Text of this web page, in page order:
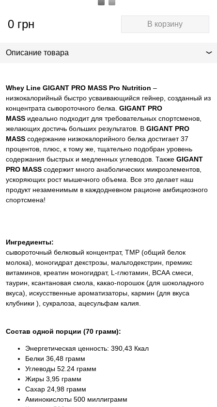
0 грн В корзину
Описание товара
Whey Line GIGANT PRO MASS Pro Nutrition –
низкокалорийный быстро усваивающийся гейнер, созданный из
концентрата сывороточного белка. GIGANT PRO
MASS идеально подходит для требовательных спортсменов,
желающих достичь больших результатов. В GIGANT PRO
MASS содержание низкокалорийного белка достигает 37
процентов, плюс, к тому же, тщательно подобран уровень
содержания быстрых и медленных углеводов. Также GIGANT
PRO MASS содержит много анаболических микроэлементов,
ускоряющих рост мышечного объема. Все это делает наш
продукт незаменимым в каждодневном рационе амбициозного
спортсмена!
Ингредиенты:
сывороточный белковый концентрат, TMP (общий белок
молока), моногидрат декстрозы, мальтодекстрин, премикс
витаминов, креатин моногидрат, L-глютамин, ВСАА смеси,
таурин, ксантановая смола, какао-порошок (для шоколадного
вкуса), искусственные ароматизаторы, кармин (для вкуса
клубники ), сукралоза, ацесульфам калия.
Состав одной порции (70 грамм):
Энергетическая ценность: 390,43 Ккал
Белки 36,48 грамм
Углеводы 52.24 грамм
Жиры 3,95 грамм
Сахар 24,98 грамм
Аминокислоты 500 миллиграмм